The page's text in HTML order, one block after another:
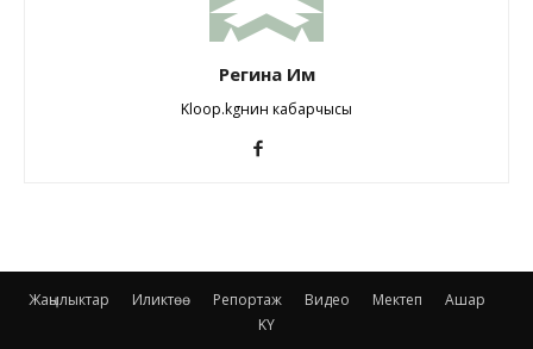
Регина Им
Kloop.kgнин кабарчысы
Жаңылыктар Иликтөө Репортаж Видео Мектеп
Ашар
KY